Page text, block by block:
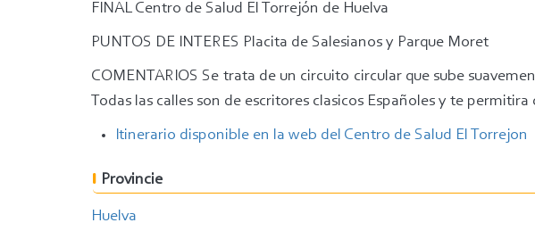
FINAL Centro de Salud El Torrejón de Huelva
PUNTOS DE INTERES Placita de Salesianos y Parque Moret
COMENTARIOS Se trata de un circuito circular que sube
Todas las calles son de escritores clasicos Españoles y te
Itinerario disponible en la web del Centro de Salud El Torrejon
Provincie
Huelva